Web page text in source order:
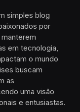
simples blog
por
em tecnologia,
o mundo
buscam
as
uma visão
e entusiastas.